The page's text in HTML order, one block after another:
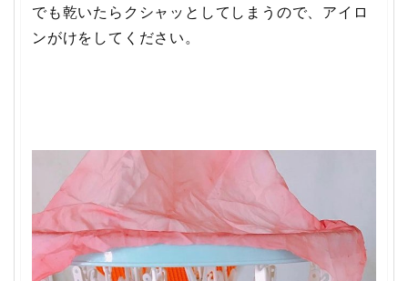
でも乾いたらクシャッとしてしまうので、アイロ
ンがけをしてください。